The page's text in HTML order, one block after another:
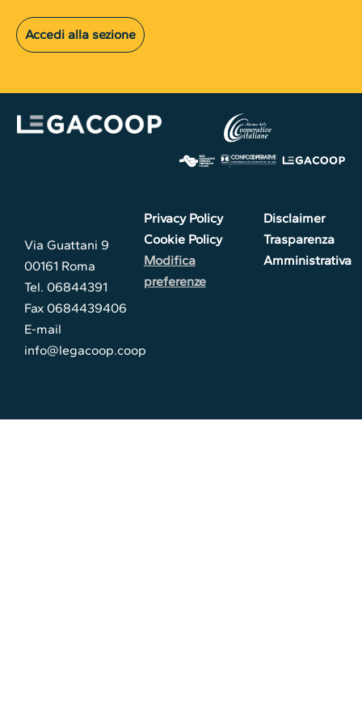
Accedi alla sezione
Via Guattani 9
00161 Roma
Tel. 06844391
Fax 0684439406
E-mail
info@legacoop.coop
Privacy Policy
Cookie Policy
Modifica
preferenze
Disclaimer
Trasparenza
Amministrativa